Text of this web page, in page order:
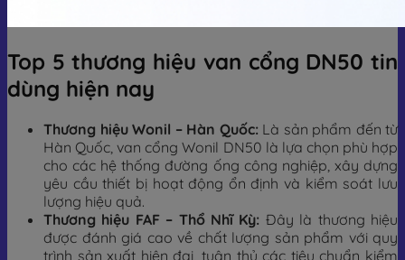
Top 5 thương hiệu van cổng DN50 tin
dùng hiện nay
Thương hiệu Wonil – Hàn Quốc: Là sản phẩm đến từ
Hàn Quốc, van cổng Wonil DN50 là lựa chọn phù hợp
cho các hệ thống đường ống công nghiệp, xây dựng
yêu cầu thiết bị hoạt động ổn định và kiểm soát lưu
lượng hiệu quả.
Thương hiệu FAF – Thổ Nhĩ Kỳ: Đây là thương hiệu
được đánh giá cao về chất lượng sản phẩm với quy
trình sản xuất hiện đại, tuân thủ các tiêu chuẩn kiểm